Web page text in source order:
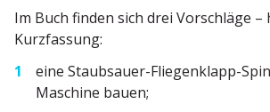
Im Buch finden sich drei Vorschläge –
Kurzfassung:
eine Staub­sauer-Fliegen­klapp-
Maschine bauen;